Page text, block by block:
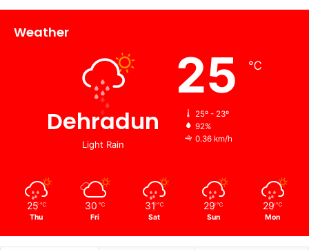
Weather
Dehradun
Light Rain
25 ℃
25º - 23º
92%
0.36 km/h
25 ℃
Thu
30 ℃
Fri
31 ℃
Sat
29 ℃
Sun
29 ℃
Mon